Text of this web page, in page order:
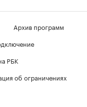
Архив программ
РБК
об ограничениях